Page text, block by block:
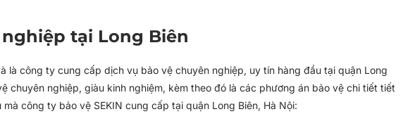
tại Long Biên
là công ty cung cấp dịch vụ bảo vệ chuyên nghiệp, uy tín hàng đầu tại quận Long
chuyên nghiệp, giàu kinh nghiệm, kèm theo đó là các phương án bảo vệ chi tiết tiết
công ty bảo vệ SEKIN cung cấp tại quận Long Biên, Hà Nội: